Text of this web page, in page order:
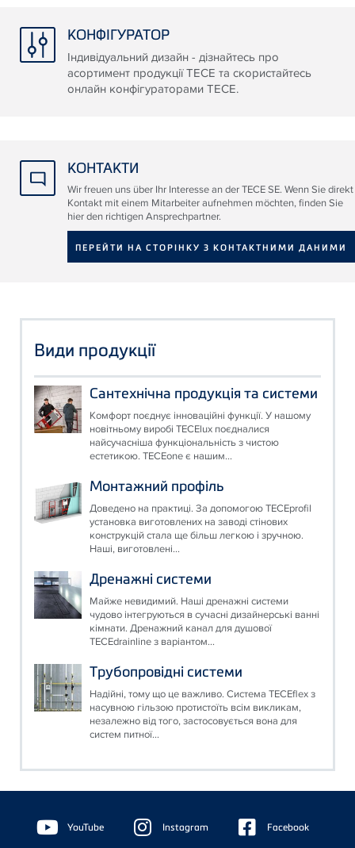
КОНФІГУРАТОР
Індивідуальний дизайн - дізнайтесь про
асортимент продукції ТЕСЕ та скористайтесь
онлайн конфігураторами ТЕСЕ.
КОНТАКТИ
Wir freuen uns über Ihr Interesse an der TECE SE. Wenn Sie direkt
Kontakt mit einem Mitarbeiter aufnehmen möchten, finden Sie
hier den richtigen Ansprechpartner.
ПЕРЕЙТИ НА СТОРІНКУ З КОНТАКТНИМИ ДАНИМИ
Види продукції
Сантехнічна продукція та системи
Комфорт поєднує інноваційні функції. У нашому
новітньому виробі TECElux поєдналися
найсучасніша функціональність з чистою
естетикою. TECEone є нашим...
Монтажний профіль
Доведено на практиці. За допомогою TECEprofil
установка виготовлених на заводі стінових
конструкцій стала ще більш легкою і зручною.
Наші, виготовлені...
Дренажні системи
Майже невидимий. Наші дренажні системи
чудово інтегруються в сучасні дизайнерські ванні
кімнати. Дренажний канал для душової
TECEdrainline з варіантом...
Трубопровідні системи
Надійні, тому що це важливо. Система TECEflex з
насувною гільзою протистоїть всім викликам,
незалежно від того, застосовується вона для
систем питної...
Floating
Sidebar YouTube Instagram Facebook